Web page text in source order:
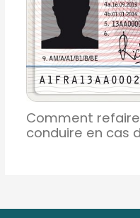
Comment
conduire en cas